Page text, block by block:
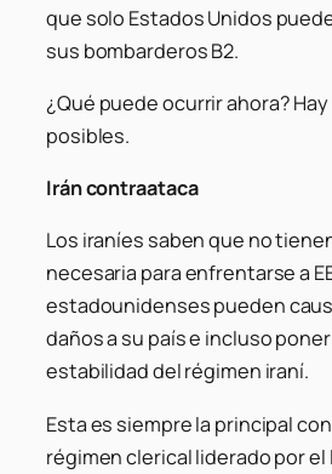
que solo Estados Unidos
sus bombarderos B2.
¿Qué puede ocurrir ahora?
posibles.
Irán contraataca
Los iraníes saben que no
necesaria para enfrentarse a
estadounidenses pueden
daños a su país e incluso
estabilidad del régimen iraní.
Esta es siempre la principal
régimen clerical liderado por